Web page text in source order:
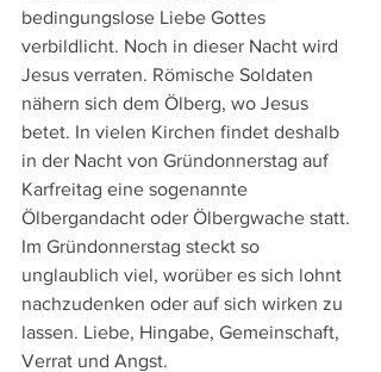
bedingungslose Liebe Gottes
verbildlicht. Noch in dieser Nacht wird
Jesus verraten. Römische Soldaten
nähern sich dem Ölberg, wo Jesus
betet. In vielen Kirchen findet deshalb
in der Nacht von Gründonnerstag auf
Karfreitag eine sogenannte
Ölbergandacht oder Ölbergwache statt.
Im Gründonnerstag steckt so
unglaublich viel, worüber es sich lohnt
nachzudenken oder auf sich wirken zu
lassen. Liebe, Hingabe, Gemeinschaft,
Verrat und Angst.